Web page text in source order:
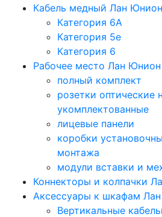
Кабель медный Лан Юнион
Категория 6A
Категория 5e
Категория 6
Рабочее место Лан Юнион
полный комплект
розетки оптические
укомплектованные
лицевые панели
коробки
монтажа
модули вставки и
Коннекторы и колпачки
Аксессуары к шкафам
Вертикальные